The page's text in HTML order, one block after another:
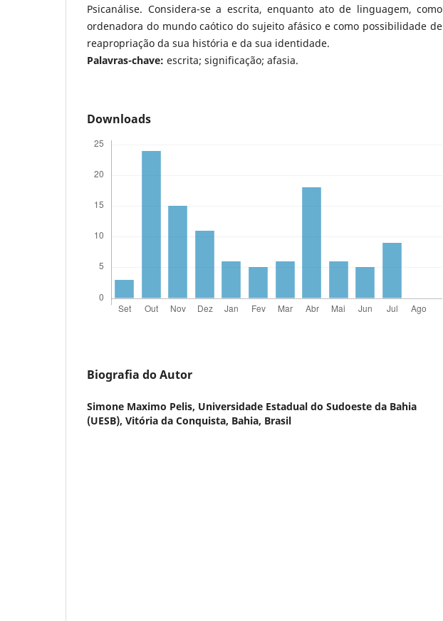
Psicanálise. Considera-se a escrita, enquanto ato de linguagem, como
ordenadora do mundo caótico do sujeito afásico e como possibilidade de
reapropriação da sua história e da sua identidade.
Palavras-chave: escrita; significação; afasia.
Downloads
Biografia do Autor
Simone Maximo Pelis, Universidade Estadual do Sudoeste da Bahia
(UESB), Vitória da Conquista, Bahia, Brasil